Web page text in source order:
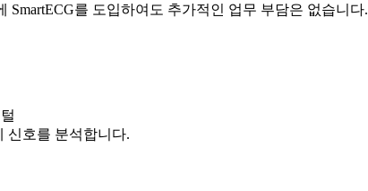
를 도입하여도 추가적인 업무 부담은 없습니다.
신호를 분석합니다.